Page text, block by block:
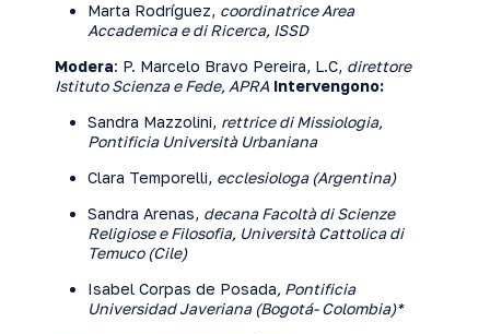
Marta Rodríguez, coordinatrice Area
Accademica e di Ricerca, ISSD
Modera: P. Marcelo Bravo Pereira, L.C, direttore
Istituto Scienza e Fede, APRA Intervengono:
Sandra Mazzolini, rettrice di Missiologia,
Pontificia Università Urbaniana
Clara Temporelli, ecclesiologa (Argentina)
Sandra Arenas, decana Facoltà di Scienze
Religiose e Filosofia, Università Cattolica di
Temuco (Cile)
Isabel Corpas de Posada, Pontificia
Universidad Javeriana (Bogotá- Colombia)*